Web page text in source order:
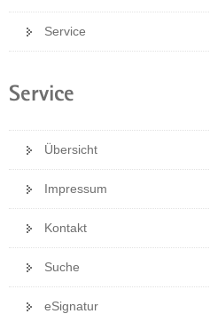
Service
Service
Übersicht
Impressum
Kontakt
Suche
eSignatur